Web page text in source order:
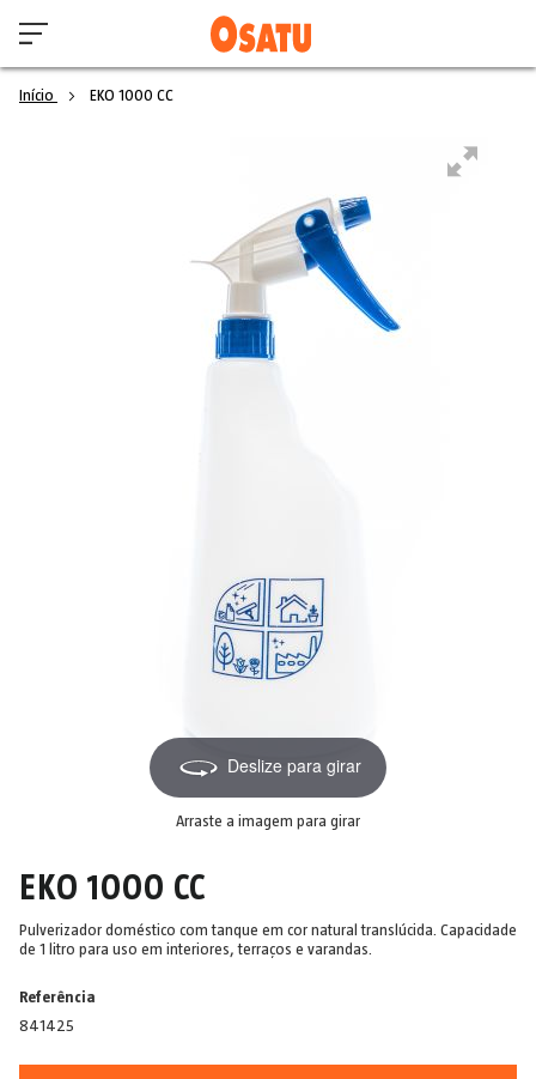
Início EKO 1000 CC
Deslize para girar
Arraste a imagem para girar
EKO 1000 CC
Pulverizador doméstico com tanque em cor natural translúcida. Capacidade
de 1 litro para uso em interiores, terraços e varandas.
Referência
841425